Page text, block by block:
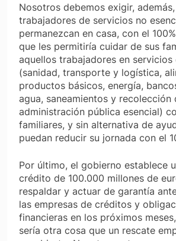
Nosotros debemos exigir,
trabajadores de servicios no
permanezcan en casa, con el
que les permitiría cuidar de sus
aquellos trabajadores en servicios
(sanidad, transporte y logística,
productos básicos, energía,
agua, saneamientos y recolección
administración pública esencial)
familiares, y sin alternativa de
puedan reducir su jornada con el
Por último, el gobierno establece
crédito de 100.000 millones de
respaldar y actuar de garantía
las empresas de créditos y
financieras en los próximos
sería otra cosa que un rescate